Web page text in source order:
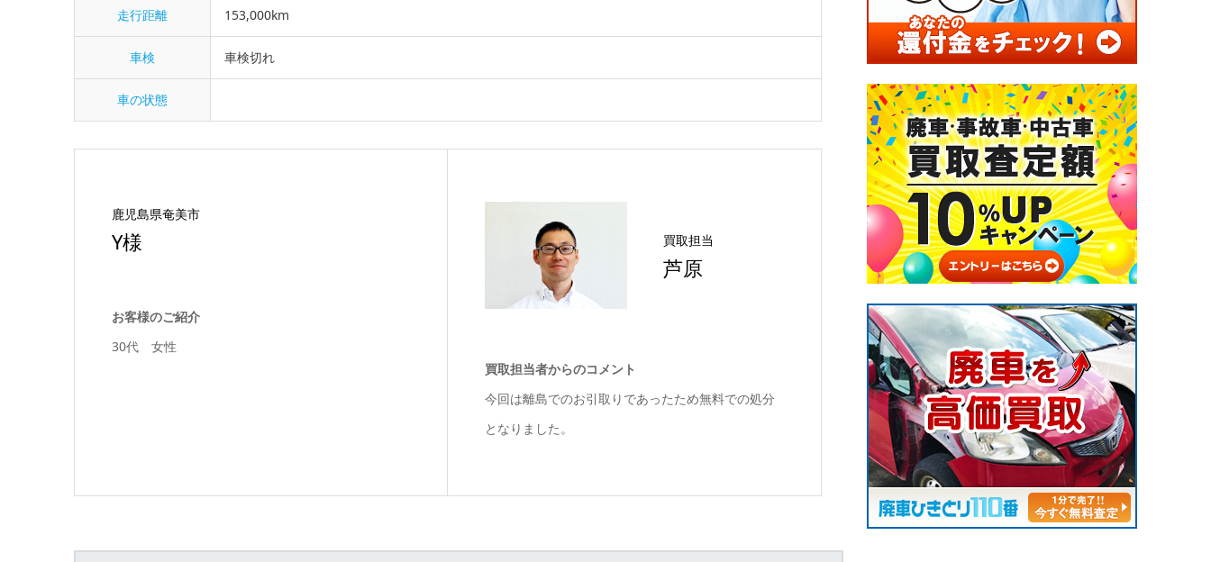
走行距離 153,000km
車検 車検切れ
車の状態
鹿児島県奄美市
Y様
お客様のご紹介
30代 女性
買取担当
芦原
買取担当者からのコメント
今回は離島でのお引取りであったため無料での処分
となりました。